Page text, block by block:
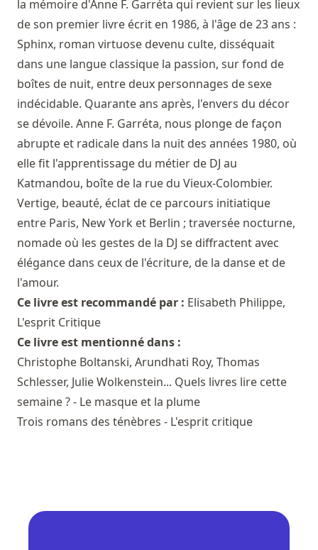
la mémoire d'Anne F. Garréta qui revient sur les lieux
de son premier livre écrit en 1986, à l'âge de 23 ans :
Sphinx, roman virtuose devenu culte, disséquait
dans une langue classique la passion, sur fond de
boîtes de nuit, entre deux personnages de sexe
indécidable. Quarante ans après, l'envers du décor
se dévoile. Anne F. Garréta, nous plonge de façon
abrupte et radicale dans la nuit des années 1980, où
elle fit l'apprentissage du métier de DJ au
Katmandou, boîte de la rue du Vieux-Colombier.
Vertige, beauté, éclat de ce parcours initiatique
entre Paris, New York et Berlin ; traversée nocturne,
nomade où les gestes de la DJ se diffractent avec
élégance dans ceux de l'écriture, de la danse et de
l'amour.
Ce livre est recommandé par : Elisabeth Philippe,
L'esprit Critique
Ce livre est mentionné dans :
Christophe Boltanski, Arundhati Roy, Thomas
Schlesser, Julie Wolkenstein... Quels livres lire cette
semaine ? - Le masque et la plume
Trois romans des ténèbres - L'esprit critique